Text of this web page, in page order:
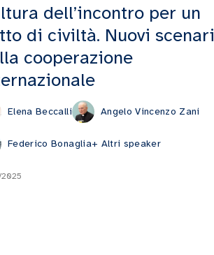
dell’incontro per un
di civiltà. Nuovi scenari
cooperazione
Elena Beccalli Angelo Vincenzo Zani
Federico Bonaglia+ Altri speaker
2025